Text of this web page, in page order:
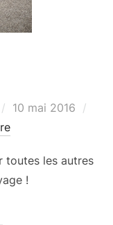
Publié
10 mai 2016
toutes les autres
!